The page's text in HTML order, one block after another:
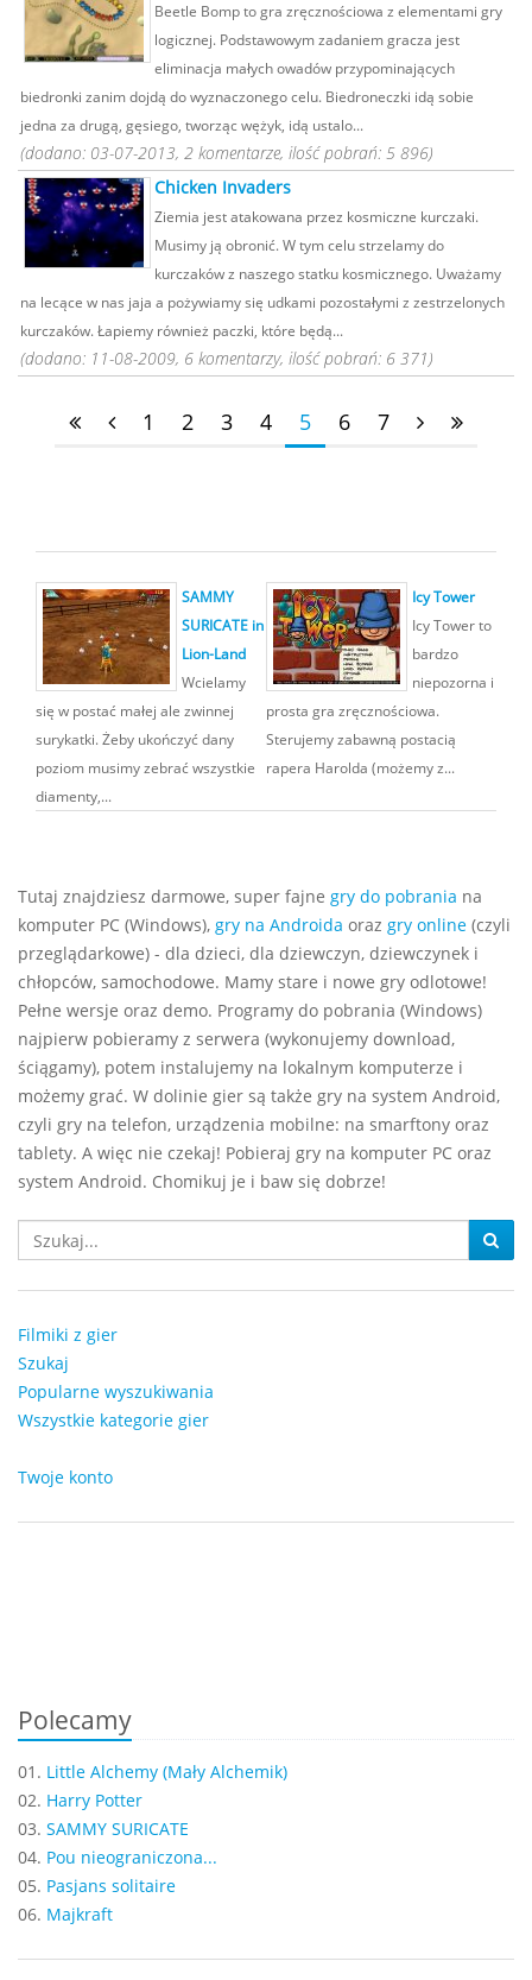
Beetle Bomp to gra zręcznościowa z elementami gry
logicznej. Podstawowym zadaniem gracza jest
eliminacja małych owadów przypominających
biedronki zanim dojdą do wyznaczonego celu. Biedroneczki idą sobie
jedna za drugą, gęsiego, tworząc wężyk, idą ustalo...
(dodano: 03-07-2013, 2 komentarze, ilość pobrań: 5 896)
Chicken Invaders
Ziemia jest atakowana przez kosmiczne kurczaki.
Musimy ją obronić. W tym celu strzelamy do
kurczaków z naszego statku kosmicznego. Uważamy
na lecące w nas jaja a pożywiamy się udkami pozostałymi z zestrzelonych
kurczaków. Łapiemy również paczki, które będą...
(dodano: 11-08-2009, 6 komentarzy, ilość pobrań: 6 371)
1 2 3 4 5 6 7
SAMMY
SURICATE in
Lion-Land
Wcielamy
się w postać małej ale zwinnej
surykatki. Żeby ukończyć dany
poziom musimy zebrać wszystkie
diamenty,...
Icy Tower
Icy Tower to
bardzo
niepozorna i
prosta gra zręcznościowa.
Sterujemy zabawną postacią
rapera Harolda (możemy z...
Tutaj znajdziesz darmowe, super fajne gry do pobrania na
komputer PC (Windows), gry na Androida oraz gry online (czyli
przeglądarkowe) - dla dzieci, dla dziewczyn, dziewczynek i
chłopców, samochodowe. Mamy stare i nowe gry odlotowe!
Pełne wersje oraz demo. Programy do pobrania (Windows)
najpierw pobieramy z serwera (wykonujemy download,
ściągamy), potem instalujemy na lokalnym komputerze i
możemy grać. W dolinie gier są także gry na system Android,
czyli gry na telefon, urządzenia mobilne: na smarftony oraz
tablety. A więc nie czekaj! Pobieraj gry na komputer PC oraz
system Android. Chomikuj je i baw się dobrze!
Filmiki z gier
Szukaj
Popularne wyszukiwania
Wszystkie kategorie gier
Twoje konto
Polecamy
01. Little Alchemy (Mały Alchemik)
02. Harry Potter
03. SAMMY SURICATE
04. Pou nieograniczona...
05. Pasjans solitaire
06. Majkraft